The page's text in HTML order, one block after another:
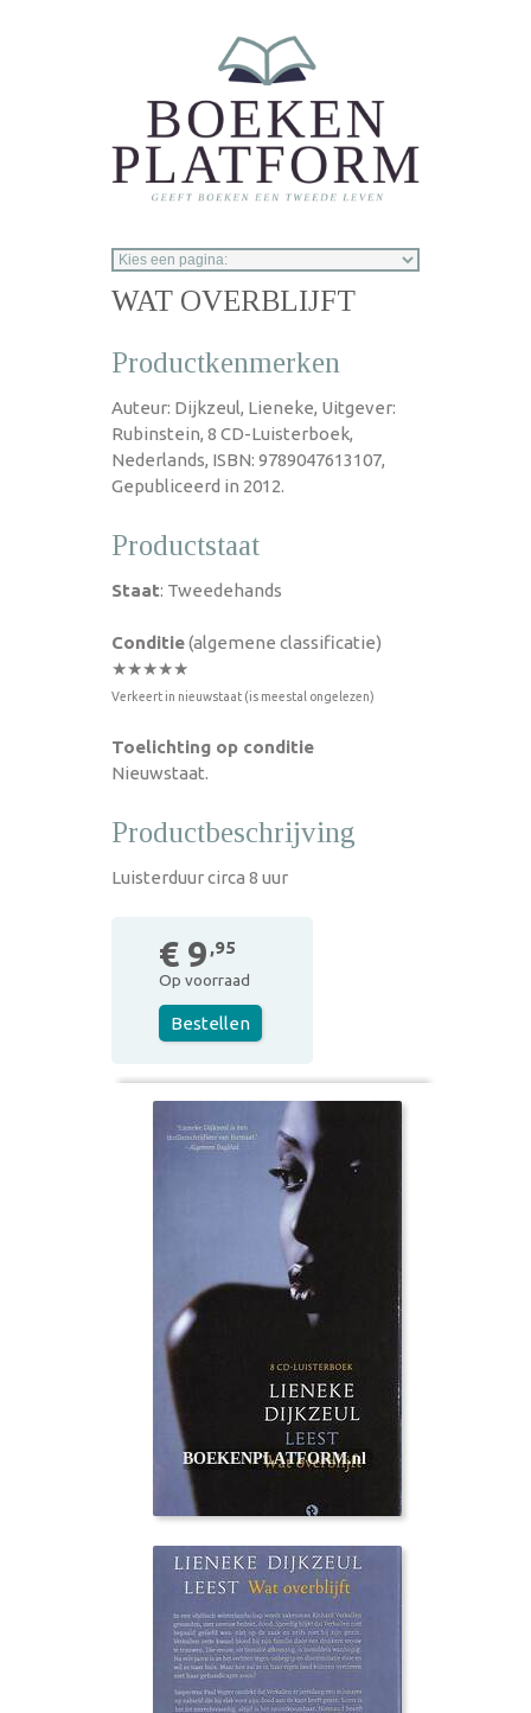
WAT OVERBLIJFT
Productkenmerken
Auteur: Dijkzeul, Lieneke, Uitgever:
Rubinstein, 8 CD-Luisterboek,
Nederlands, ISBN: 9789047613107,
Gepubliceerd in 2012.
Productstaat
Staat: Tweedehands
Conditie(algemene classificatie)
★★★★★
Verkeert in nieuwstaat (is meestal ongelezen)
Toelichting op conditie
Nieuwstaat.
Productbeschrijving
Luisterduur circa 8 uur
€ 9 ,95
Op voorraad
Bestellen